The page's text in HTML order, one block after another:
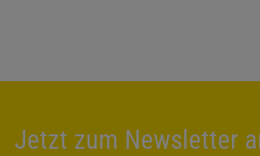
Jetzt zum Newsletter